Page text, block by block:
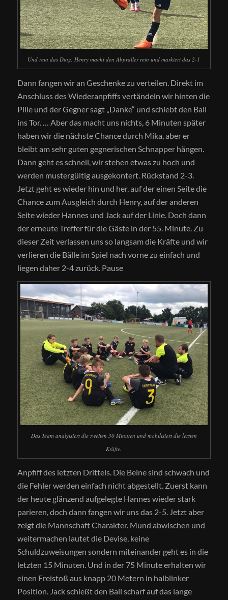
Und rein das Ding, Henry macht den Abpraller rein und markiert das 2-1
Dann fangen wir an Geschenke zu verteilen. Direkt im
Anschluss des Wiederanpfiffs vertändeln wir hinten die
Pille und der Gegner sagt „Danke“ und schiebt den Ball
ins Tor. … Aber das macht uns nichts, 6 Minuten später
haben wir die nächste Chance durch Mika, aber er
bleibt am sehr guten gegnerischen Schnapper hängen.
Dann geht es schnell, wir stehen etwas zu hoch und
werden mustergültig ausgekontert. Rückstand 2-3.
Jetzt geht es wieder hin und her, auf der einen Seite die
Chance zum Ausgleich durch Henry, auf der anderen
Seite wieder Hannes und Jack auf der Linie. Doch dann
der erneute Treffer für die Gäste in der 55. Minute. Zu
dieser Zeit verlassen uns so langsam die Kräfte und wir
verlieren die Bälle im Spiel nach vorne zu einfach und
liegen daher 2-4 zurück. Pause
Das Team analyisiert die zweiten 30 Minuten und mobilisiert die letzten
Kräfte.
Anpfiff des letzten Drittels. Die Beine sind schwach und
die Fehler werden einfach nicht abgestellt. Zuerst kann
der heute glänzend aufgelegte Hannes wieder stark
parieren, doch dann fangen wir uns das 2-5. Jetzt aber
zeigt die Mannschaft Charakter. Mund abwischen und
weitermachen lautet die Devise, keine
Schuldzuweisungen sondern miteinander geht es in die
letzten 15 Minuten. Und in der 75 Minute erhalten wir
einen Freistoß aus knapp 20 Metern in halblinker
Position. Jack schießt den Ball scharf auf das lange